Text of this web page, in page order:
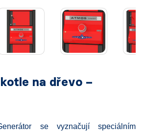
na dřevo –
se vyznačují speciálním